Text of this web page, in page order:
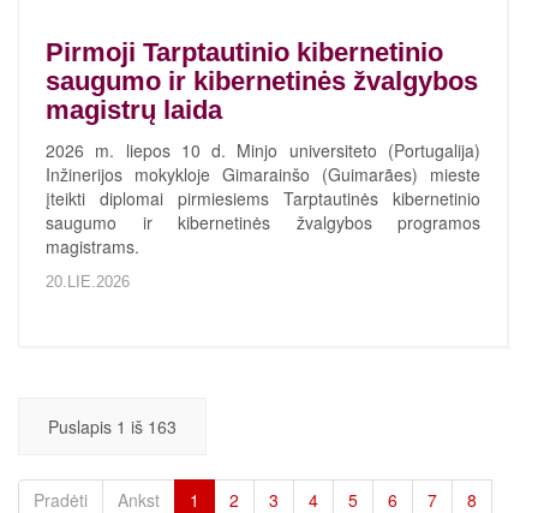
Pirmoji Tarptautinio kibernetinio
saugumo ir kibernetinės žvalgybos
magistrų laida
2026 m. liepos 10 d. Minjo universiteto (Portugalija)
Inžinerijos mokykloje Gimarainšo (Guimarães) mieste
įteikti diplomai pirmiesiems Tarptautinės kibernetinio
saugumo ir kibernetinės žvalgybos programos
magistrams.
20.LIE.2026
Puslapis 1 iš 163
Pradėti Ankst 1 2 3 4 5 6 7
8